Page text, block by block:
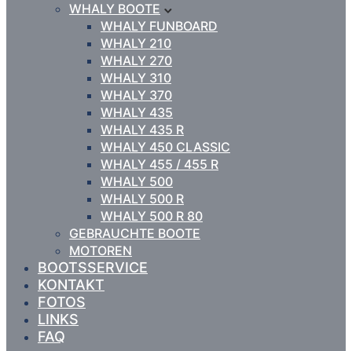
WHALY BOOTE
WHALY FUNBOARD
WHALY 210
WHALY 270
WHALY 310
WHALY 370
WHALY 435
WHALY 435 R
WHALY 450 CLASSIC
WHALY 455 / 455 R
WHALY 500
WHALY 500 R
WHALY 500 R 80
GEBRAUCHTE BOOTE
MOTOREN
BOOTSSERVICE
KONTAKT
FOTOS
LINKS
FAQ